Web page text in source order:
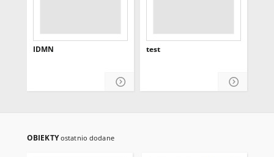
IDMN test
OBIEKTYostatnio dodane